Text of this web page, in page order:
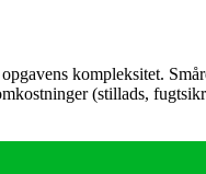
kompleksitet.
(stillads,